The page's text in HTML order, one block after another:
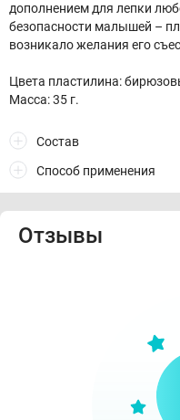
дополнением для лепки
безопасности малышей –
возникало желания его
Цвета пластилина:
Масса: 35 г.
Состав
Способ применения
Отзывы